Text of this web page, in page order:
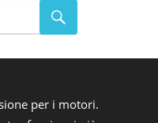
per i motori.